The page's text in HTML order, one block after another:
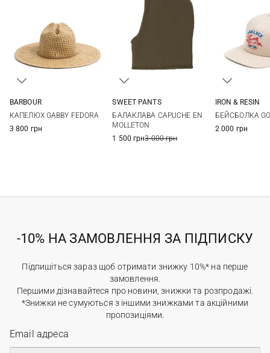
BARBOUR
КАПЕЛЮХ GABBY FEDORA
3 800 грн
SWEET PANTS
БАЛАКЛАВА CAPUCHE EN
MOLLETON
1 500 грн3 000 грн
IRON & RESIN
БЕЙСБОЛКА
2 000 грн
-10% НА ЗАМОВЛЕННЯ ЗА ПІДПИСКУ
Підпишіться зараз щоб отримати знижку 10%* на перше
замовлення.
Першими дізнавайтеся про новини, знижки та розпродажі.
*Знижки не сумуються з іншими знижками та акційними
пропозиціями.